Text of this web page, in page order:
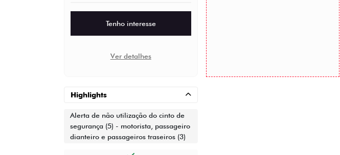
Tenho interesse
Ver detalhes
Highlights
Alerta de não utilização do cinto de
segurança (5) - motorista, passageiro
dianteiro e passageiros traseiros (3)